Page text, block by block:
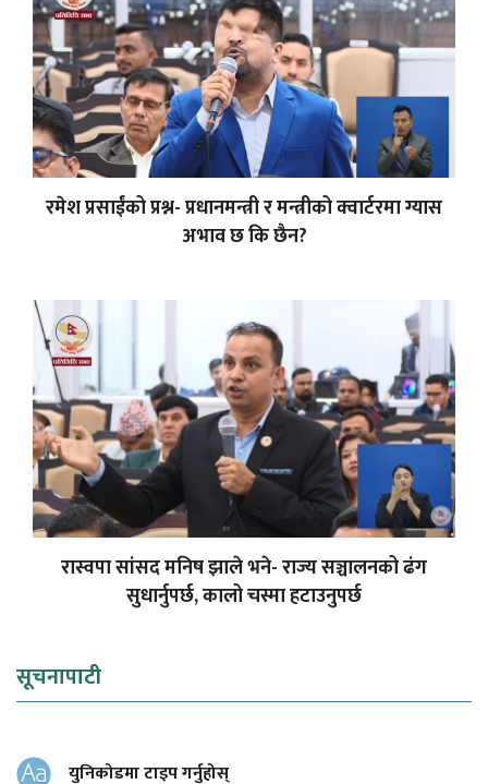
रमेश प्रसाईंको प्रश्न- प्रधानमन्त्री र मन्त्रीको क्वार्टरमा ग्यास
अभाव छ कि छैन?
रास्वपा सांसद मनिष झाले भने- राज्य सञ्चालनको ढंग
सुधार्नुपर्छ, कालो चस्मा हटाउनुपर्छ
सूचनापाटी
युनिकोडमा टाइप गर्नुहोस्